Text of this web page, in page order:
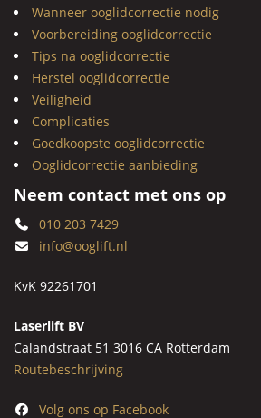
Wanneer ooglidcorrectie nodig
Voorbereiding ooglidcorrectie
Tips na ooglidcorrectie
Herstel ooglidcorrectie
Veiligheid
Complicaties
Goedkoopste ooglidcorrectie
Ooglidcorrectie aanbieding
Neem contact met ons op
010 203 7429
info@ooglift.nl
KvK 92261701
Laserlift BV
Calandstraat 51 3016 CA Rotterdam
Routebeschrijving
Volg ons op Facebook